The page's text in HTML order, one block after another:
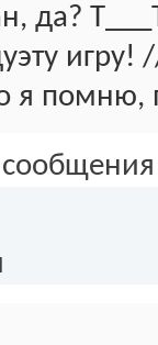
да?
игру!
я